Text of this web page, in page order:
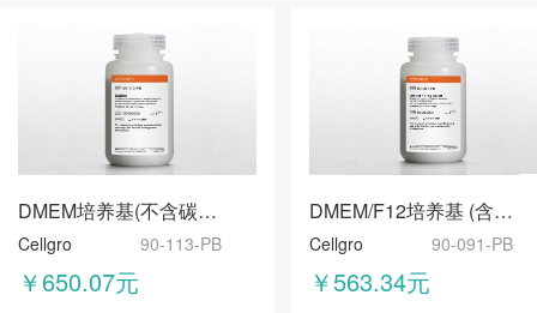
DMEM培养基(不含碳酸氢钠、葡萄糖、谷氨酰胺、丙酮酸钠、苯酚红
Cellgro 90-113-PB
￥650.07元
DMEM/F12培养基 (含丙酮酸钠，不含谷氨酰胺和碳酸氢钠)
Cellgro 90-091-PB
￥563.34元